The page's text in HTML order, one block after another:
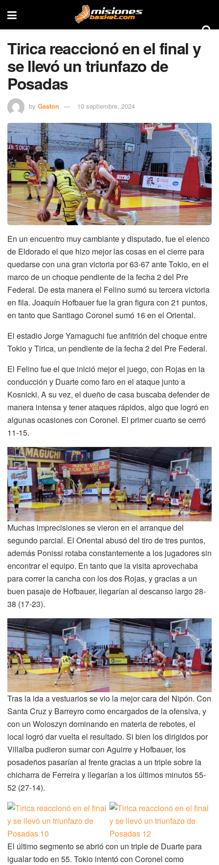
Tirica reaccionó en el final y
se llevó un triunfazo de
Posadas
by Gaston 10 septiembre, 2024
En un encuentro muy cambiante y disputado, fue el elenco
de Eldorado el que hizo mejor las cosas en el cierre para
quedarse con una gran victoria por 63-67 ante Tokio, en el
marco de un choque pendiente de la fecha 2 del Pre
Federal. De esta manera el Felino sumó su tercera victoria
en fila. Joaquín Hofbauer fue la gran figura con 21 puntos,
en tanto que Santiago Coronel sumó 16 en el Oriental.
El estadio Jorge Yamaguchi fue anfitrión del choque entre
Tokio y Tirica, un pendiente de la fecha 2 del Pre Federal.
El Felino fue el que inició mejor el juego, con Rojas en la
conducción y Duarte como faro en el ataque junto a
Kosnicki. A su vez, el dueño de casa buscaba defender de
manera intensa y tener ataques rápidos, algo que logró en
algunas ocasiones con Coronel. El primer cuarto se cerró
11-15.
Muchas imprecisiones se vieron en el arranque del
segundo parcial. El Oriental abusó del tiro de tres puntos,
además Ponissi rotaba constantemente a los jugadores sin
encontrar el equipo. En tanto que la visita aprovechaba
para correr la cancha con los dos Rojas, y gracias a un
buen pasaje de Hofbauer, llegarían al descanso largo 28-
38 (17-23).
Tras la ida a vestuarios se vio la mejor cara del Nipón. Con
Santa Cruz y Barreyro como encargados de la ofensiva, y
con un Woloszyn dominando en materia de rebotes, el
local logró dar vuelta el resultado. Si bien los dirigidos por
Villalba pudieron sumar con Aguirre y Hofbauer, los
posadeños pasarían al frente gracias a un triple sobre la
chicharra de Ferreira y llegarían a los últimos minutos 55-
52 (27-14).
El último segmento se abrió con un triple de Duarte para
igualar todo en 55. Tokio intentó con Coronel como